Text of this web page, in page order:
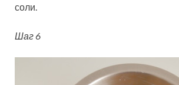
соли.
Шаг 6